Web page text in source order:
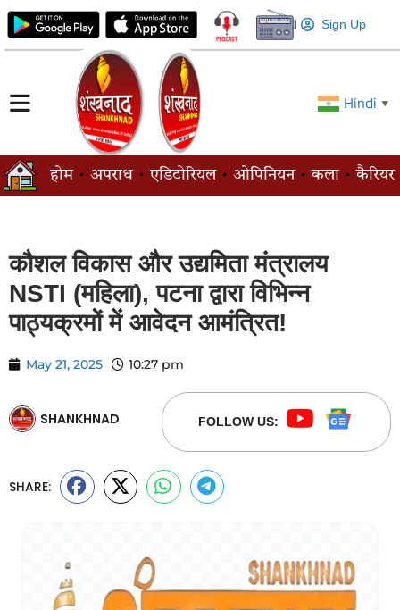
Sign Up
Hindi ▼
होम अपराध एडिटोरियल ओपिनियन कला कैरियर
कौशल विकास और उद्यमिता मंत्रालय
NSTI (महिला), पटना द्वारा विभिन्न
पाठ्यक्रमों में आवेदन आमंत्रित!
May 21, 2025 10:27 pm
SHANKHNAD FOLLOW US:
SHARE: